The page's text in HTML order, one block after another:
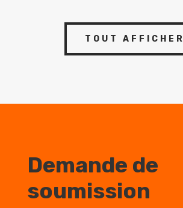
TOUT AFFICHER
Demande de
soumission